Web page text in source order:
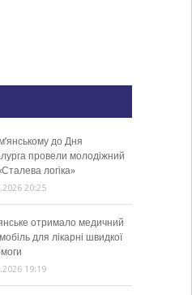
до Дня
провели молодіжний
логіка»
20:25
отримало медичний
для лікарні швидкої
19:19